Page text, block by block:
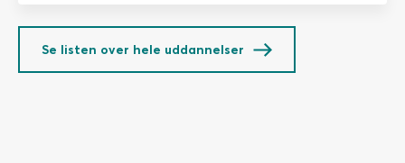
Se listen over hele uddannelser